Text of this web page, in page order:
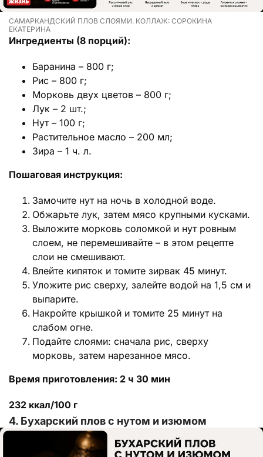
САМАРКАНДСКИЙ ПЛОВ СЛОЯМИ. КОЛЛАЖ: СОРОКИНА
ЕКАТЕРИНА
Ингредиенты (8 порций):
Баранина – 800 г;
Рис – 800 г;
Морковь двух цветов – 800 г;
Лук – 2 шт.;
Нут – 100 г;
Растительное масло – 200 мл;
Зира – 1 ч. л.
Пошаговая инструкция:
Замочите нут на ночь в холодной воде.
Обжарьте лук, затем мясо крупными кусками.
Выложите морковь соломкой и нут ровным
слоем, не перемешивайте – в этом рецепте
слои не смешивают.
Влейте кипяток и томите зирвак 45 минут.
Уложите рис сверху, залейте водой на 1,5 см и
выпарите.
Накройте крышкой и томите 25 минут на
слабом огне.
Подайте слоями: сначала рис, сверху
морковь, затем нарезанное мясо.
Время приготовления: 2 ч 30 мин
232 ккал/100 г
4. Бухарский плов с нутом и изюмом